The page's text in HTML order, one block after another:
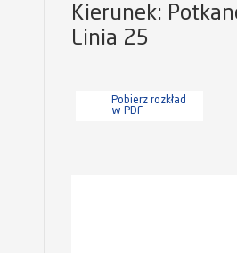
Kierunek:
Linia 25
Pobierz rozkład
w PDF